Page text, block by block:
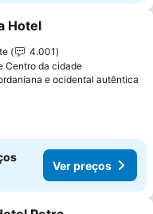
aos favoritos
Hotel
4.001
Centro da cidade
e ocidental autêntica
Ver preços